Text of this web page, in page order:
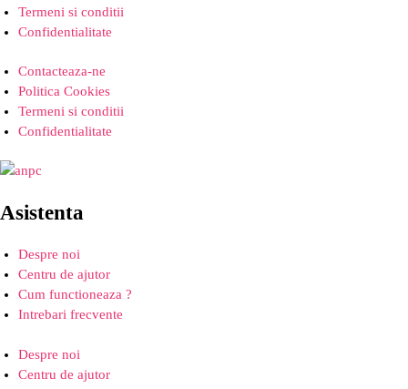
Termeni si conditii
Confidentialitate
Contacteaza-ne
Politica Cookies
Termeni si conditii
Confidentialitate
Asistenta
Despre noi
Centru de ajutor
Cum functioneaza ?
Intrebari frecvente
Despre noi
Centru de ajutor